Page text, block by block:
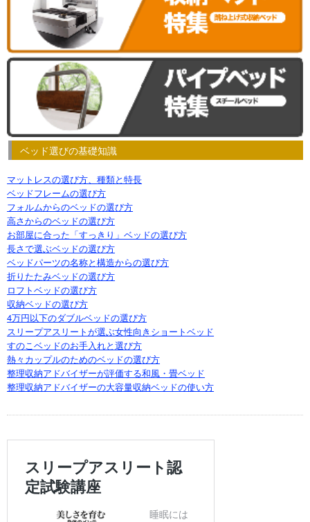
ベッド選びの基礎知識
マットレスの選び方、種類と特長
ベッドフレームの選び方
フォルムからのベッドの選び方
高さからのベッドの選び方
お部屋に合った「すっきり」ベッドの選び方
長さで選ぶベッドの選び方
ベッドパーツの名称と構造からの選び方
折りたたみベッドの選び方
ロフトベッドの選び方
収納ベッドの選び方
4万円以下のダブルベッドの選び方
スリープアスリートが選ぶ女性向きショートベッド
すのこベッドのお手入れと選び方
熱々カップルのためのベッドの選び方
整理収納アドバイザーが評価する和風・畳ベッド
整理収納アドバイザーの大容量収納ベッドの使い方